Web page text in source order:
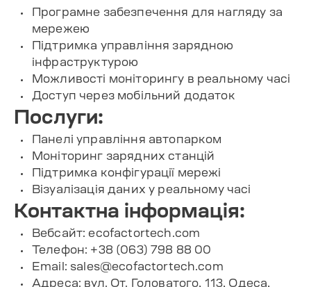
Програмне забезпечення для нагляду за
мережею
Підтримка управління зарядною
інфраструктурою
Можливості моніторингу в реальному часі
Доступ через мобільний додаток
Послуги:
Панелі управління автопарком
Моніторинг зарядних станцій
Підтримка конфігурації мережі
Візуалізація даних у реальному часі
Контактна інформація:
Вебсайт:ecofactortech.com
Телефон: +38 (063) 798 88 00
Email: sales@ecofactortech.com
Адреса: вул. От. Головатого, 113, Одеса,